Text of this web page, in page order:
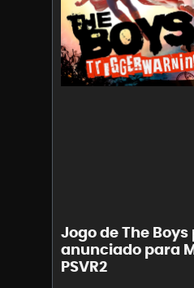
Jogo de The Boys
anunciado para
PSVR2